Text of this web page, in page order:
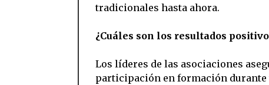
tradicionales hasta ahora.
¿Cuáles son los resultados
Los líderes de las asociaciones
participación en formación durante